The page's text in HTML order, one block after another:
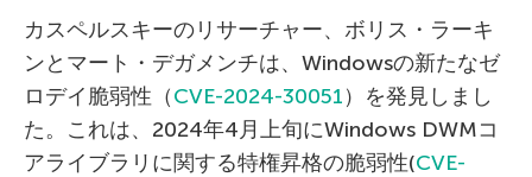
カスペルスキーのリサーチャー、ボリス・ラーキ
ンとマート・デガメンチは、Windowsの新たなゼ
ロデイ脆弱性（CVE-2024-30051）を発見しまし
た。これは、2024年4月上旬にWindows DWMコ
アライブラリに関する特権昇格の脆弱性(CVE-